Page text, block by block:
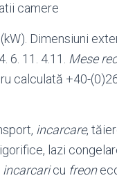
camere
Dimensiuni
6. 11. 4.11. Mese
calculată +40-
incarcare,
lazi
incarcaricu freon